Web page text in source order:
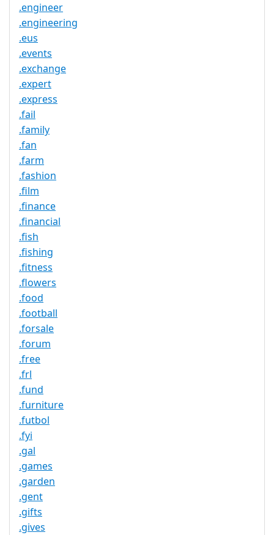
.engineer
.engineering
.eus
.events
.exchange
.expert
.express
.fail
.family
.fan
.farm
.fashion
.film
.finance
.financial
.fish
.fishing
.fitness
.flowers
.food
.football
.forsale
.forum
.free
.frl
.fund
.furniture
.futbol
.fyi
.gal
.games
.garden
.gent
.gifts
.gives